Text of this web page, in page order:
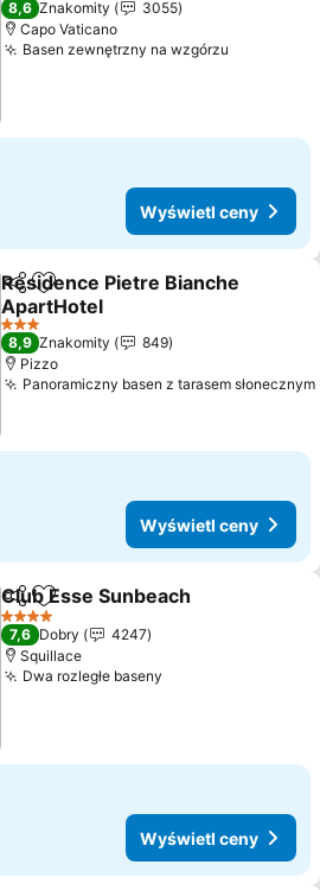
8,6 Znakomity
3055
Capo Vaticano
Basen zewnętrzny na wzgórzu
Wyświetl ceny
Udostępnij
Dodaj do ulubionych
Residence Pietre Bianche
ApartHotel
3 Kategoria
8,9 Znakomity
849
Pizzo
Panoramiczny basen z tarasem słonecznym
Wyświetl ceny
Udostępnij
Dodaj do ulubionych
Club Esse Sunbeach
4 Kategoria
7,6 Dobry
4247
Squillace
Dwa rozległe baseny
Wyświetl ceny